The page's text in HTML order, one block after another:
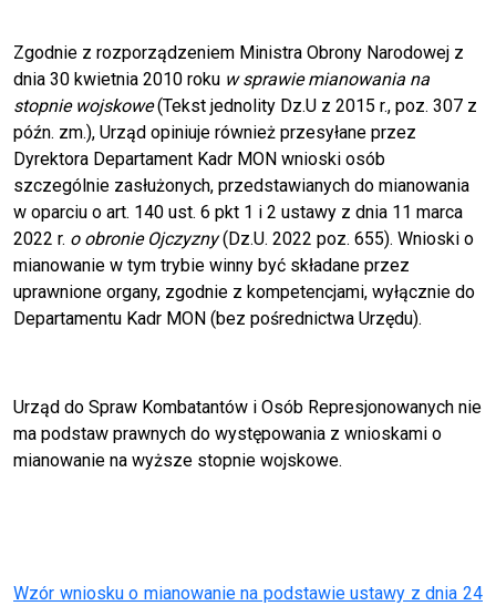
Zgodnie z rozporządzeniem Ministra Obrony Narodowej z
dnia 30 kwietnia 2010 roku w sprawie mianowania na
stopnie wojskowe(Tekst jednolity Dz.U z 2015 r., poz. 307 z
późn. zm.), Urząd opiniuje również przesyłane przez
Dyrektora Departament Kadr MON wnioski osób
szczególnie zasłużonych, przedstawianych do mianowania
w oparciu o art. 140 ust. 6 pkt 1 i 2 ustawy z dnia 11 marca
2022 r. o obronie Ojczyzny(Dz.U. 2022 poz. 655). Wnioski o
mianowanie w tym trybie winny być składane przez
uprawnione organy, zgodnie z kompetencjami, wyłącznie do
Departamentu Kadr MON (bez pośrednictwa Urzędu).
Urząd do Spraw Kombatantów i Osób Represjonowanych nie
ma podstaw prawnych do występowania z wnioskami o
mianowanie na wyższe stopnie wojskowe.
Wzór wniosku o mianowanie na podstawie ustawy z dnia 24